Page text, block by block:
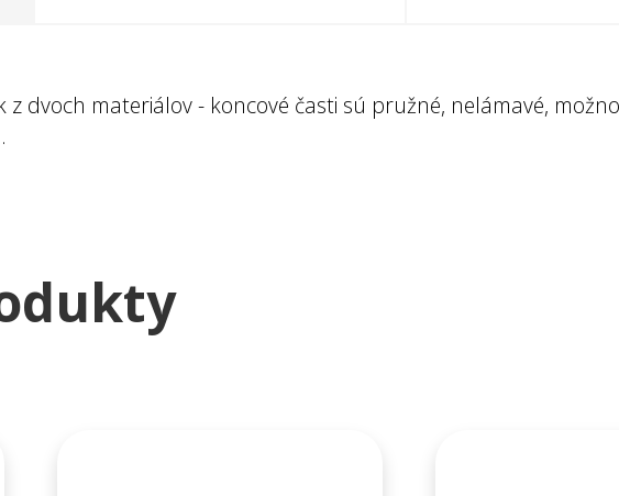
z dvoch materiálov - koncové časti sú pružné, nelámavé,